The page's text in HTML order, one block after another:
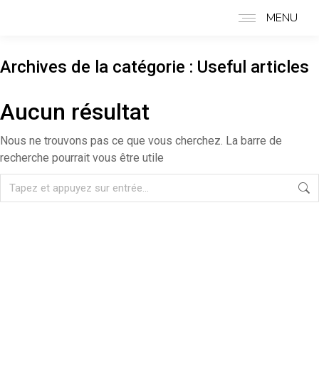
MENU
Archives de la catégorie : Useful articles
Aucun résultat
Nous ne trouvons pas ce que vous cherchez. La barre de
recherche pourrait vous être utile
Recherche
: